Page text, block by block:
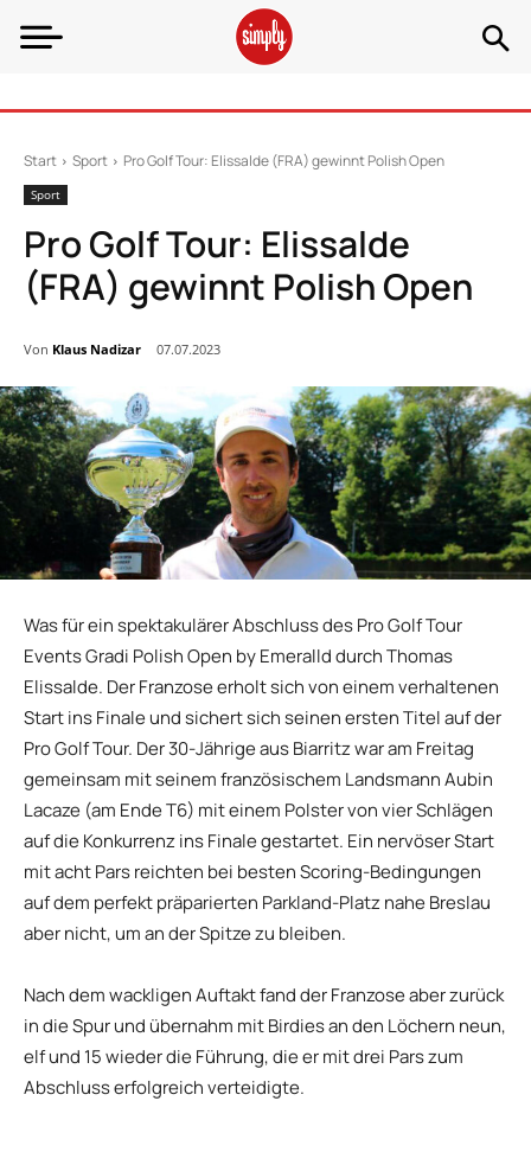
Start Sport Pro Golf Tour: Elissalde (FRA) gewinnt Polish Open
Sport
Pro Golf Tour: Elissalde
(FRA) gewinnt Polish Open
Von Klaus Nadizar 07.07.2023
Was für ein spektakulärer Abschluss des Pro Golf Tour
Events Gradi Polish Open by Emeralld durch Thomas
Elissalde. Der Franzose erholt sich von einem verhaltenen
Start ins Finale und sichert sich seinen ersten Titel auf der
Pro Golf Tour. Der 30-Jährige aus Biarritz war am Freitag
gemeinsam mit seinem französischem Landsmann Aubin
Lacaze (am Ende T6) mit einem Polster von vier Schlägen
auf die Konkurrenz ins Finale gestartet. Ein nervöser Start
mit acht Pars reichten bei besten Scoring-Bedingungen
auf dem perfekt präparierten Parkland-Platz nahe Breslau
aber nicht, um an der Spitze zu bleiben.
Nach dem wackligen Auftakt fand der Franzose aber zurück
in die Spur und übernahm mit Birdies an den Löchern neun,
elf und 15 wieder die Führung, die er mit drei Pars zum
Abschluss erfolgreich verteidigte.